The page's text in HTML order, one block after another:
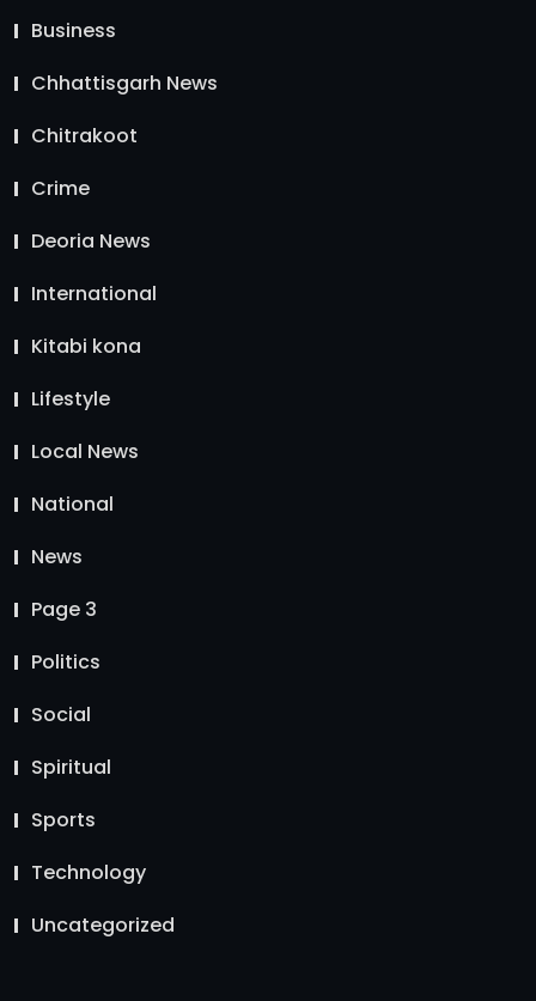
Business
Chhattisgarh News
Chitrakoot
Crime
Deoria News
International
Kitabi kona
Lifestyle
Local News
National
News
Page 3
Politics
Social
Spiritual
Sports
Technology
Uncategorized